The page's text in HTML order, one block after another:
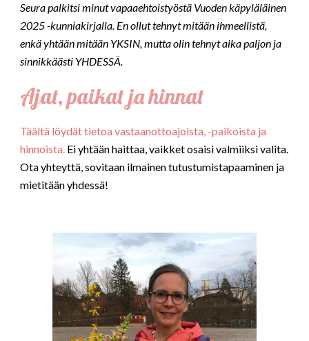
Seura palkitsi minut vapaaehtoistyöstä Vuoden käpyläläinen
2025 -kunniakirjalla. En ollut tehnyt mitään ihmeellistä,
enkä yhtään mitään YKSIN, mutta olin tehnyt aika paljon ja
sinnikkäästi YHDESSÄ.
Ajat, paikat ja hinnat
Täältä löydät tietoa vastaanottoajoista, -paikoista ja
hinnoista. Ei yhtään haittaa, vaikket osaisi valmiiksi valita.
Ota yhteyttä, sovitaan ilmainen tutustumistapaaminen ja
mietitään yhdessä!